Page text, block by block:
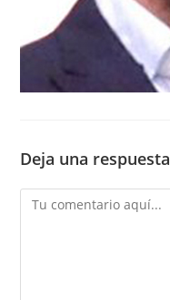
Deja una respuesta